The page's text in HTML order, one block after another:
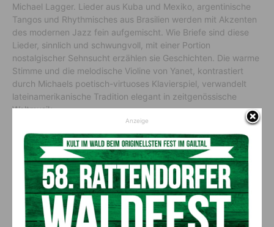
Michael Lagger. Lieder aus Kuba und Mexiko, argentinische
Tangos und Rhythmisches aus Brasilien werden mit Akzenten
des modernen Jazz fein aufgemischt. Wie Briefe sind diese
Lieder, sinnlich und schwungvoll, mit einer Portion
nostalgischer Sehnsucht erzählen sie Geschichten. Die warme
Stimme und die melodische Violine von Yanet, kontrastiert
durch Michaels poetisch-virtuoses Klavierspiel, verwandelt
lateinamerikanische Tradition elegant in zeitgenössische
Weltmusik.
Vor dem Konzert, 19.30 Uhr:
Manfred Wassermann, Historiker und Obmann des
Historischen Vereins Dellach, eine kurze
Einführung in die Geschichte der ältesten Pfarre im oberen
Gailtal und Lesachtal.
Anzeige